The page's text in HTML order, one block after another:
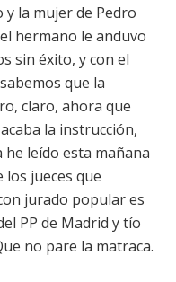
la mujer de Pedro
hermano le anduvo
sin éxito, y con el
que la
claro, ahora que
la instrucción,
he leído esta mañana
los jueces que
jurado popular es
PP de Madrid y tío
no pare la matraca.